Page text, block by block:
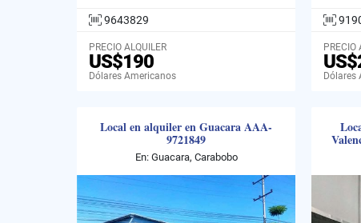
9643829
PRECIO ALQUILER
US$190
Dólares Americanos
PRECIO
Dólares
Local en alquiler en Guacara AAA-
9721849
En: Guacara, Carabobo